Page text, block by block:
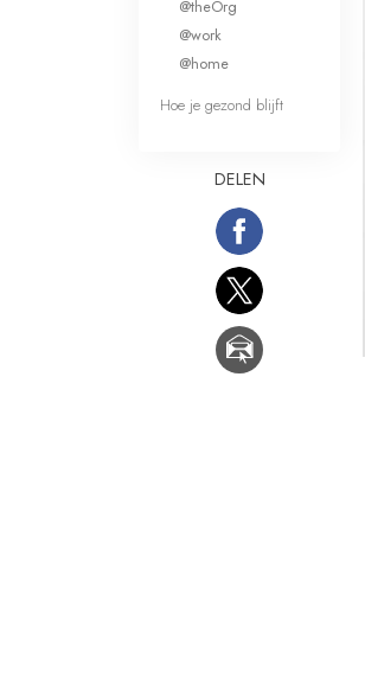
@theOrg
@work
@home
Hoe je gezond blijft
DELEN